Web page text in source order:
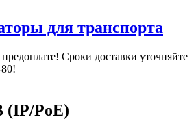
для транспорта
Сроки доставки уточняйте
(IP/PoE)